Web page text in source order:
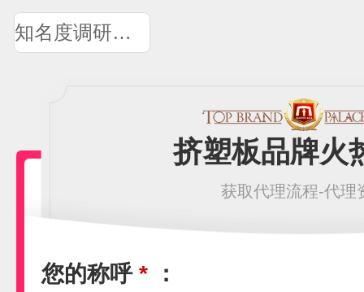
知名度调研问卷
挤塑板品牌火
获取代理流程-代理
您的称呼 * ：